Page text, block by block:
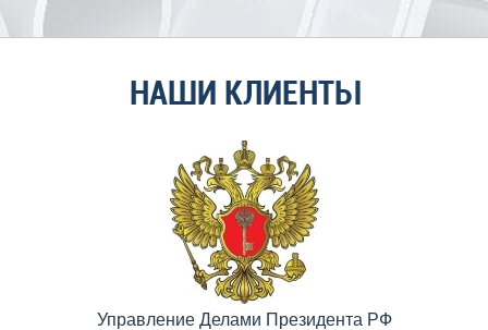
НАШИ КЛИЕНТЫ
Управление Делами Президента РФ